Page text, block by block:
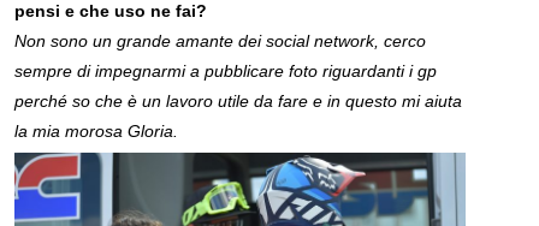
pensi e che uso ne fai?
Non sono un grande amante dei social network, cerco
sempre di impegnarmi a pubblicare foto riguardanti i gp
perché so che è un lavoro utile da fare e in questo mi aiuta
la mia morosa Gloria.